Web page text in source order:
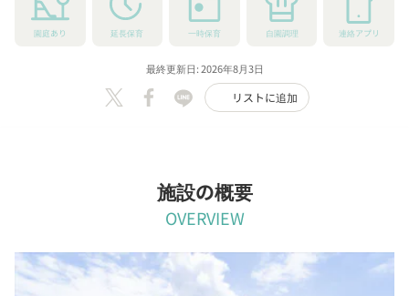
園庭あり 延長保育 一時保育 自園調理 連絡アプリ
最終更新日: 2026年8月3日
リストに追加
施設の概要
OVERVIEW